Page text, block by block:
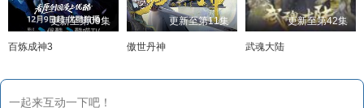
更新至第09集
百炼成神3
更新至第11集
傲世丹神
更新至第42集
武魂大陆